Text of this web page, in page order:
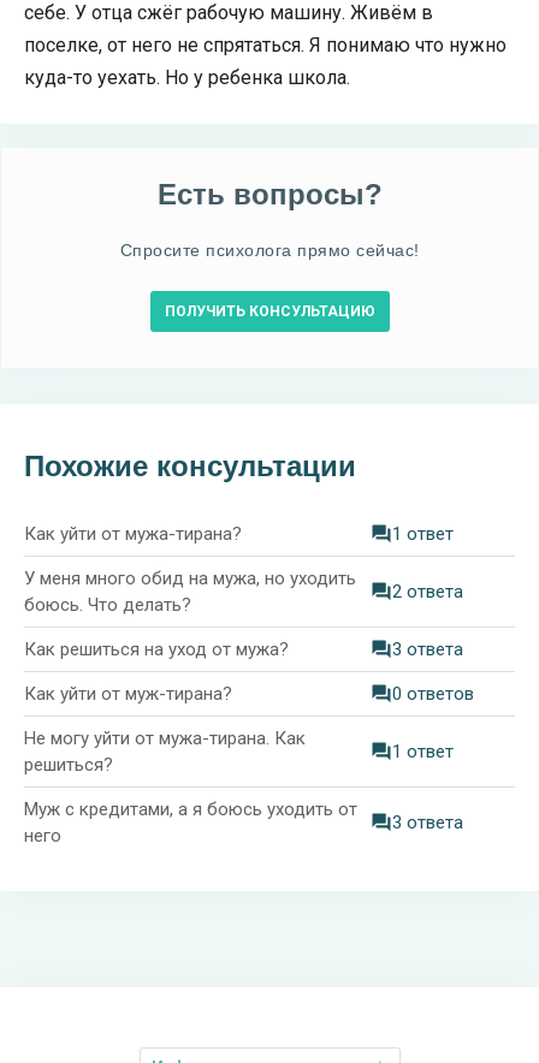
себе. У отца сжёг рабочую машину. Живём в
поселке, от него не спрятаться. Я понимаю что нужно
куда-то уехать. Но у ребенка школа.
Есть вопросы?
Спросите психолога прямо сейчас!
ПОЛУЧИТЬ КОНСУЛЬТАЦИЮ
Похожие консультации
Как уйти от мужа-тирана? 1 ответ
У меня много обид на мужа, но уходить
боюсь. Что делать?
2 ответа
Как решиться на уход от мужа? 3 ответа
Как уйти от муж-тирана? 0 ответов
Не могу уйти от мужа-тирана. Как
решиться?
1 ответ
Муж с кредитами, а я боюсь уходить от
него
3 ответа